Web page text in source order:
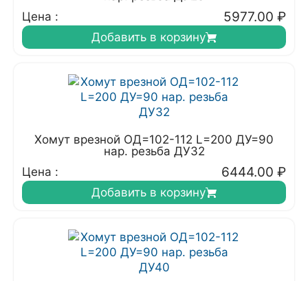
Цена :
5977.00 ₽
Добавить в корзину
Хомут врезной ОД=102-112 L=200 ДУ=90
нар. резьба ДУ32
Цена :
6444.00 ₽
Добавить в корзину